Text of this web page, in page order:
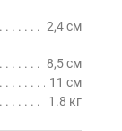
2,4 см
8,5 см
11 см
1.8 кг